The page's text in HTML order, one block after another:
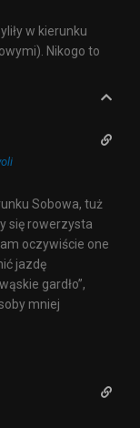
w kierunku
Nikogo to
Sobowa, tuż
się rowerzysta
oczywiście one
jazdę
gardło”,
mniej